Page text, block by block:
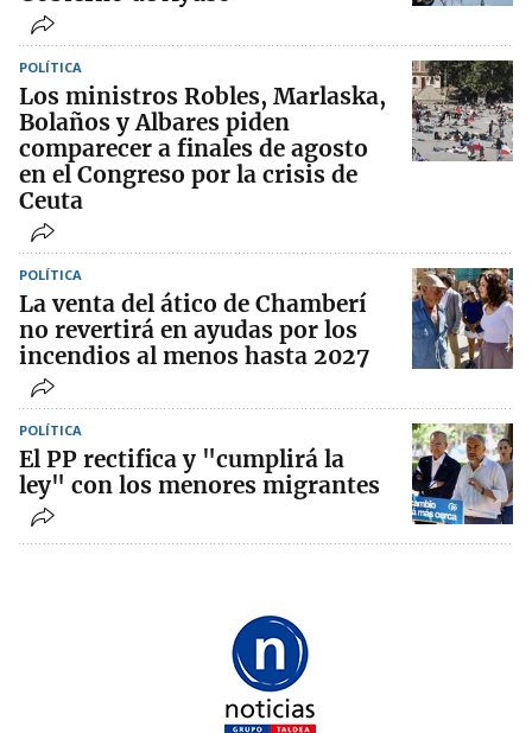
POLÍTICA
Los ministros Robles, Marlaska,
Bolaños y Albares piden
comparecer a finales de agosto
en el Congreso por la crisis de
Ceuta
POLÍTICA
La venta del ático de Chamberí
no revertirá en ayudas por los
incendios al menos hasta 2027
POLÍTICA
El PP rectifica y "cumplirá la
ley" con los menores migrantes